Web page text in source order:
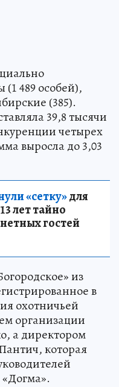
489 особей),
(385).
39,8 тысячи
четырех
выросла до 3,03
«сетку»для
лет тайно
гостей
из
в
охотничьей
организации
а директором
которая